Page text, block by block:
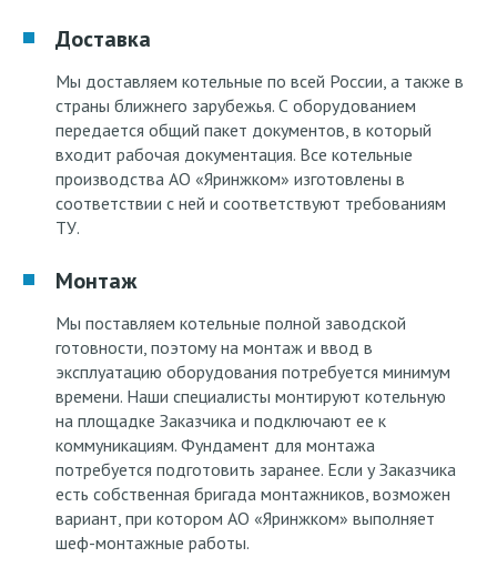
Доставка
Мы доставляем котельные по всей России, а также в
страны ближнего зарубежья. С оборудованием
передается общий пакет документов, в который
входит рабочая документация. Все котельные
производства АО «Яринжком» изготовлены в
соответствии с ней и соответствуют требованиям
ТУ.
Монтаж
Мы поставляем котельные полной заводской
готовности, поэтому на монтаж и ввод в
эксплуатацию оборудования потребуется минимум
времени. Наши специалисты монтируют котельную
на площадке Заказчика и подключают ее к
коммуникациям. Фундамент для монтажа
потребуется подготовить заранее. Если у Заказчика
есть собственная бригада монтажников, возможен
вариант, при котором АО «Яринжком» выполняет
шеф-монтажные работы.